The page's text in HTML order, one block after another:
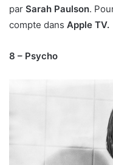
par Sarah Paulson.
compte dans Apple TV.
8 – Psycho